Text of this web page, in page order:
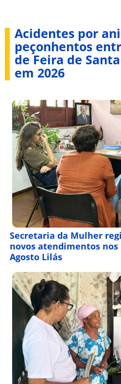
Acidentes por
peçonhentos
de Feira de
em 2026
Secretaria da Mulher
novos atendimentos
Agosto Lilás